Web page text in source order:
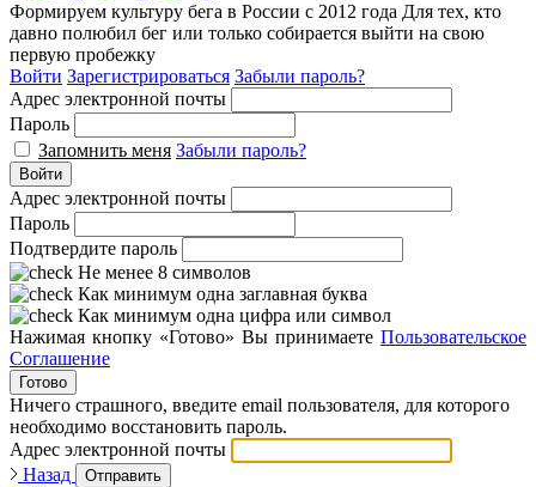
Формируем культуру бега в России с 2012 года Для тех, кто
давно полюбил бег или только собирается выйти на свою
первую пробежку
Войти Зарегистрироваться Забыли пароль?
Адрес электронной почты
Пароль
Запомнить меня Забыли пароль?
Войти
Адрес электронной почты
Пароль
Подтвердите пароль
Не менее 8 символов
Как минимум одна заглавная буква
Как минимум одна цифра или символ
Нажимая кнопку «Готово» Вы принимаете Пользовательское
Соглашение
Готово
Ничего страшного, введите email пользователя, для которого
необходимо восстановить пароль.
Адрес электронной почты
Назад
Отправить